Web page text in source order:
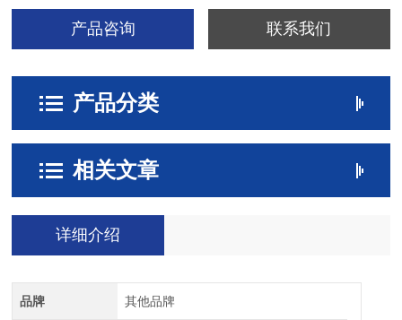
产品咨询 联系我们
产品分类
相关文章
详细介绍
品牌 其他品牌